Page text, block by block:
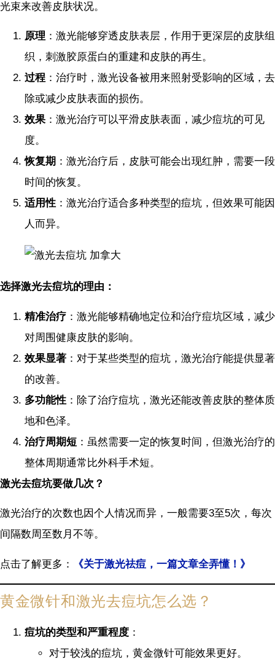
光束来改善皮肤状况。
原理 ：激光能够穿透皮肤表层，作用于更深层的皮肤组
织，刺激胶原蛋白的重建和皮肤的再生。
过程 ：治疗时，激光设备被用来照射受影响的区域，去
除或减少皮肤表面的损伤。
效果：激光治疗可以平滑皮肤表面，减少痘坑的可见
度。
恢复期 ：激光治疗后，皮肤可能会出现红肿，需要一段
时间的恢复。
适用性 ：激光治疗适合多种类型的痘坑，但效果可能因
人而异。
选择激光去痘坑的理由：
精准治疗 ：激光能够精确地定位和治疗痘坑区域，减少
对周围健康皮肤的影响。
效果显著 ：对于某些类型的痘坑，激光治疗能提供显著
的改善。
多功能性 ：除了治疗痘坑，激光还能改善皮肤的整体质
地和色泽。
治疗周期短 ：虽然需要一定的恢复时间，但激光治疗的
整体周期通常比外科手术短。
激光去痘坑要做几次？
激光治疗的次数也因个人情况而异，一般需要3至5次，每次
间隔数周至数月不等。
点击了解更多： 《关于激光祛痘，一篇文章全弄懂！》
黄金微针和激光去痘坑怎么选？
痘坑的类型和严重程度 ：
对于较浅的痘坑，黄金微针可能效果更好。